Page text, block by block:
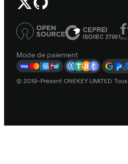
Mode de paiement
© 2019–Présent ONEKEY LIMITED.